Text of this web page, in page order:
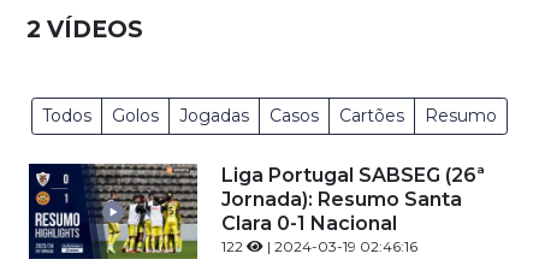
2 VÍDEOS
Todos Golos Jogadas Casos Cartões Resumo
Liga Portugal SABSEG (26ª
Jornada): Resumo Santa
Clara 0-1 Nacional
122 | 2024-03-19 02:46:16